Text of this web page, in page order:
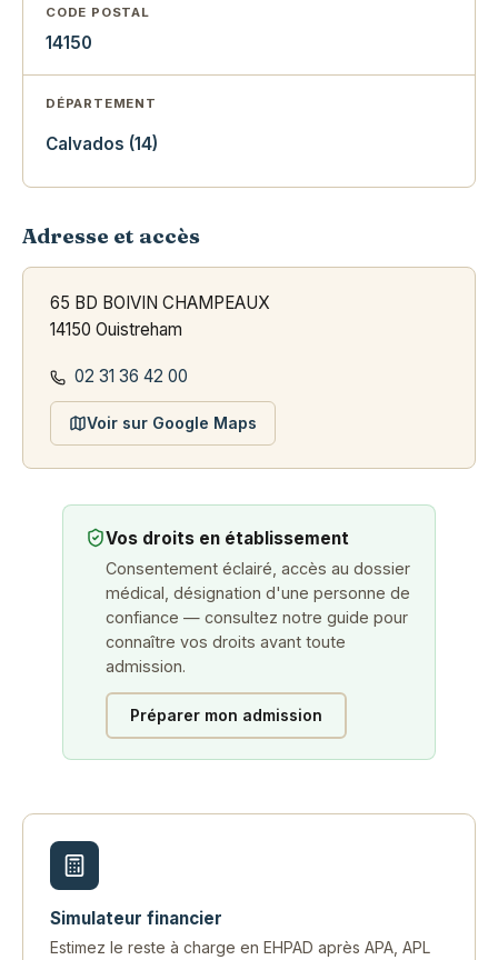
CODE POSTAL
14150
DÉPARTEMENT
Calvados (14)
Adresse et accès
65 BD BOIVIN CHAMPEAUX
14150 Ouistreham
02 31 36 42 00
Voir sur Google Maps
Vos droits en établissement
Consentement éclairé, accès au dossier
médical, désignation d'une personne de
confiance — consultez notre guide pour
connaître vos droits avant toute
admission.
Préparer mon admission
Simulateur financier
Estimez le reste à charge en EHPAD après APA, APL